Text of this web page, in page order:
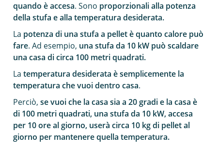
quando è accesa. Sono proporzionali alla potenza
della stufa e alla temperatura desiderata.
La potenza di una stufa a pellet è quanto calore può
fare. Ad esempio, una stufa da 10 kW può scaldare
una casa di circa 100 metri quadrati.
La temperatura desiderata è semplicemente la
temperatura che vuoi dentro casa.
Perciò, se vuoi che la casa sia a 20 gradi e la casa è
di 100 metri quadrati, una stufa da 10 kW, accesa
per 10 ore al giorno, userà circa 10 kg di pellet al
giorno per mantenere quella temperatura.